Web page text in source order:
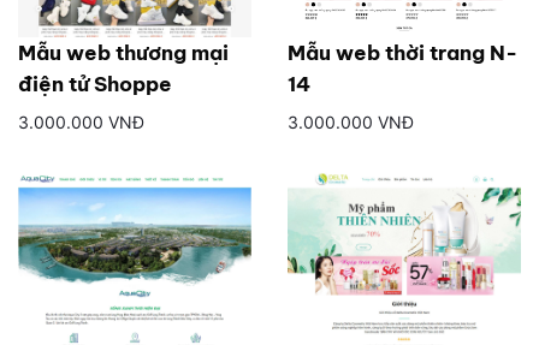
Mẫu web thương mại
điện tử Shoppe
3.000.000 VNĐ
Mẫu web thời trang N-
14
3.000.000 VNĐ